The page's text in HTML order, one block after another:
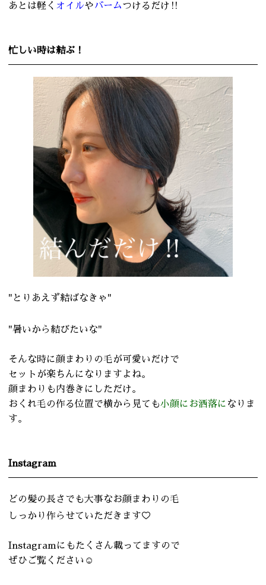
あとは軽く オイルやバームつけるだけ‼︎
忙しい時は結ぶ！
"とりあえず結ばなきゃ"
"暑いから結びたいな"
そんな時に顔まわりの毛が可愛いだけで
セットが楽ちんになりますよね。
顔まわりも内巻きにしただけ。
おくれ毛の作る位置で横から見ても小顔にお洒落に なりま
す。
Instagram
どの髪の長さでも大事なお顔まわりの毛
しっかり作らせていただきます♡
Instagramにもたくさん載ってますので
ぜひご覧ください☺︎